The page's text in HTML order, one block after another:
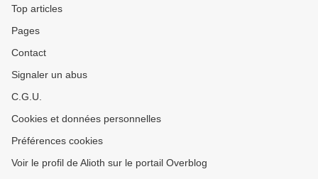
Top articles
Pages
Contact
Signaler un abus
C.G.U.
Cookies et données personnelles
Préférences cookies
Voir le profil de Alioth sur le portail Overblog